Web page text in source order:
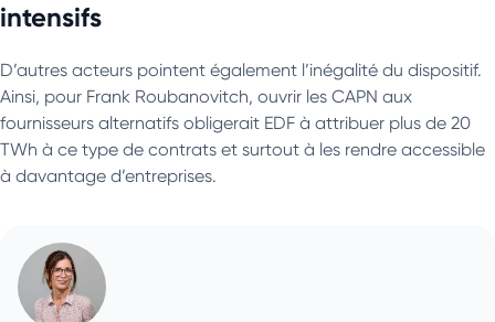
intensifs
D’autres acteurs pointent également l’inégalité du dispositif.
Ainsi, pour Frank Roubanovitch, ouvrir les CAPN aux
fournisseurs alternatifs obligerait EDF à attribuer plus de 20
TWh à ce type de contrats et surtout à les rendre accessible
à davantage d’entreprises.